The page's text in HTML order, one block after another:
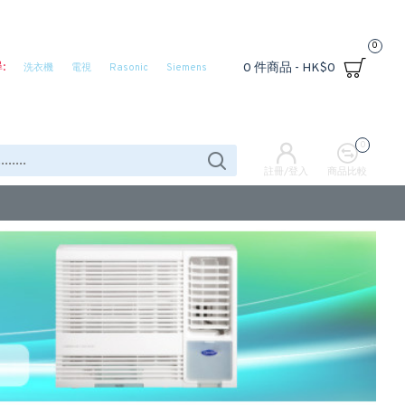
: 洗衣機 電視 Rasonic Siemens 0 件商品 - HK$0
0
註冊/登入 商品比較
0